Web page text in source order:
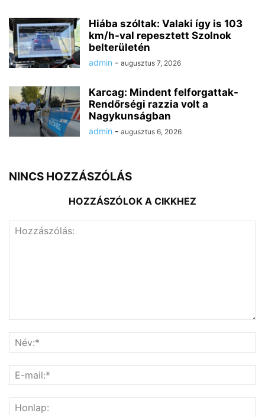
Hiába szóltak: Valaki így is 103
km/h-val repesztett Szolnok
belterületén
admin - augusztus 7, 2026
Karcag: Mindent felforgattak-
Rendőrségi razzia volt a
Nagykunságban
admin - augusztus 6, 2026
NINCS HOZZÁSZÓLÁS
HOZZÁSZÓLOK A CIKKHEZ